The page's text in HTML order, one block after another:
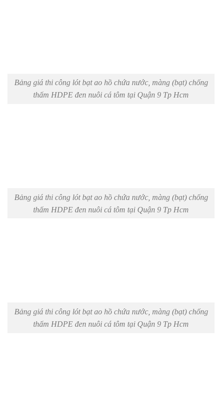
Bảng giá thi công lót bạt ao hồ chứa nước, màng (bạt) chống
thấm HDPE đen nuôi cá tôm tại Quận 9 Tp Hcm
Bảng giá thi công lót bạt ao hồ chứa nước, màng (bạt) chống
thấm HDPE đen nuôi cá tôm tại Quận 9 Tp Hcm
Bảng giá thi công lót bạt ao hồ chứa nước, màng (bạt) chống
thấm HDPE đen nuôi cá tôm tại Quận 9 Tp Hcm